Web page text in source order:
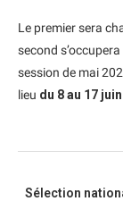
Le premier sera
second
session de mai
lieu du 8 au 17 juin
Sélection